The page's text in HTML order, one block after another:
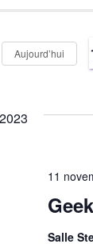
Aujourd’hui
11
Salle